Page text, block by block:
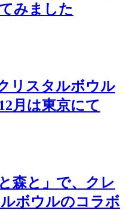
みました
リスタルボウル
月は東京にて
森と」で、クレ
ボウルのコラボ